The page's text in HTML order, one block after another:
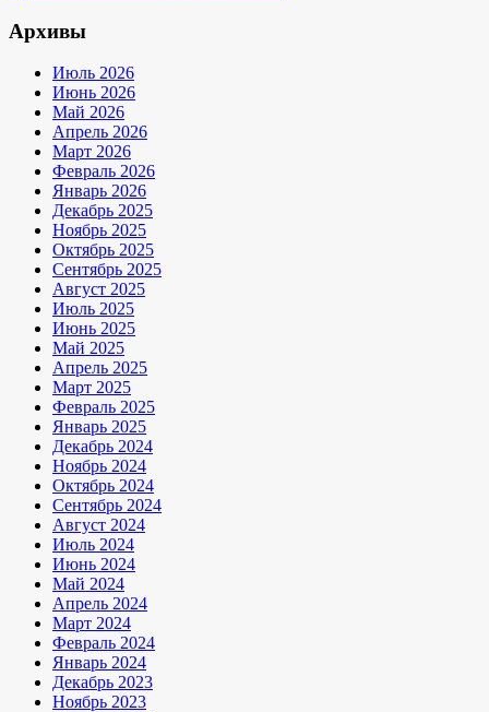
Архивы
Июль 2026
Июнь 2026
Май 2026
Апрель 2026
Март 2026
Февраль 2026
Январь 2026
Декабрь 2025
Ноябрь 2025
Октябрь 2025
Сентябрь 2025
Август 2025
Июль 2025
Июнь 2025
Май 2025
Апрель 2025
Март 2025
Февраль 2025
Январь 2025
Декабрь 2024
Ноябрь 2024
Октябрь 2024
Сентябрь 2024
Август 2024
Июль 2024
Июнь 2024
Май 2024
Апрель 2024
Март 2024
Февраль 2024
Январь 2024
Декабрь 2023
Ноябрь 2023